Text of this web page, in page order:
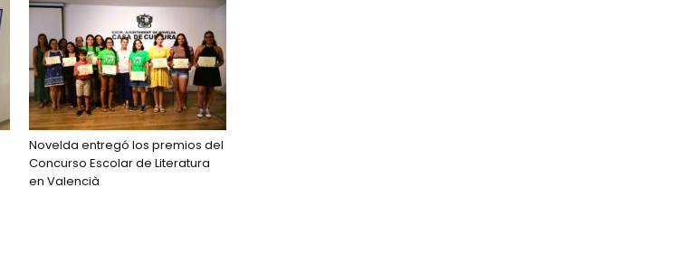
Novelda entregó los premios del
Concurso Escolar de Literatura
en Valencià